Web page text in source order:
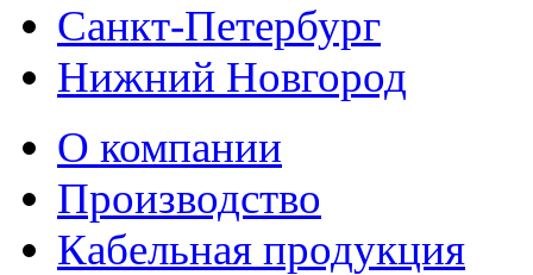
Санкт-Петербург
Нижний Новгород
О компании
Производство
Кабельная продукция